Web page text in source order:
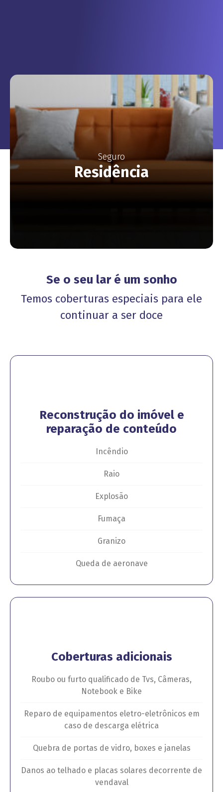
Seguro
Residência
Se o seu lar é um sonho
Temos coberturas especiais para ele
continuar a ser doce
Reconstrução do imóvel e
reparação de conteúdo
Incêndio
Raio
Explosão
Fumaça
Granizo
Queda de aeronave
Coberturas adicionais
Roubo ou furto qualificado de Tvs, Câmeras,
Notebook e Bike
Reparo de equipamentos eletro-eletrônicos em
caso de descarga elétrica
Quebra de portas de vidro, boxes e janelas
Danos ao telhado e placas solares decorrente de
vendaval